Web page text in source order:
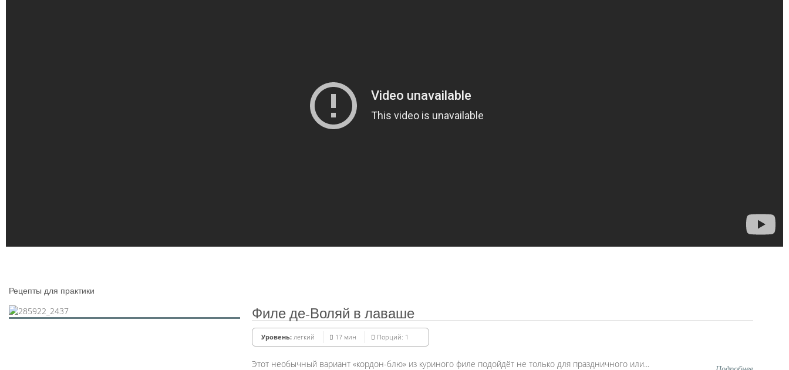
Рецепты для практики
Филе де-Воляй в лаваше
Уровень:легкий 17 мин Порций: 1
Этот необычный вариант «кордон-блю» из куриного филе подойдёт не только для праздничного или...